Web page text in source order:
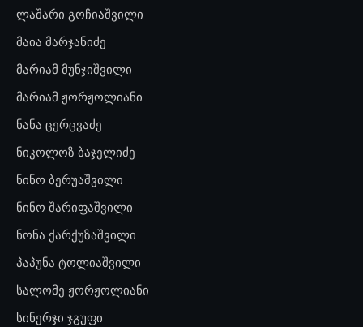
ლაშარი გოჩიაშვილი
მაია მარჯანიძე
მარიამ მუნჯიშვილი
მარიამ ჟორჟოლიანი
ნანა ცერცვაძე
ნიკოლოზ ბაჯელიძე
ნინო ბერუაშვილი
ნინო შარიფაშვილი
ნონა ქარქუზაშვილი
პაპუნა ტოლიაშვილი
სალომე ჟორჟოლიანი
სინერჯი ჯგუფი